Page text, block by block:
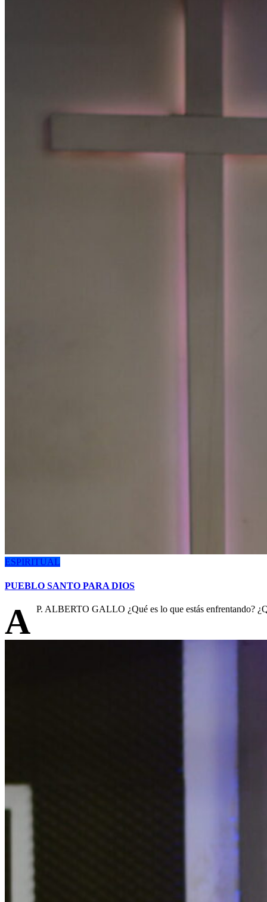
ESPIRITUAL
PUEBLO SANTO PARA DIOS
A P. ALBERTO GALLO ¿Qué es lo que estás enfrentando?